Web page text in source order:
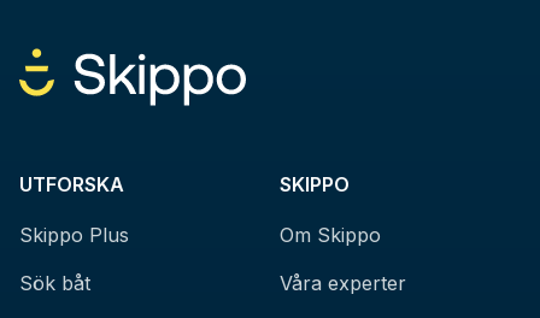
UTFORSKA
Skippo Plus
Sök båt
SKIPPO
Om Skippo
Våra experter